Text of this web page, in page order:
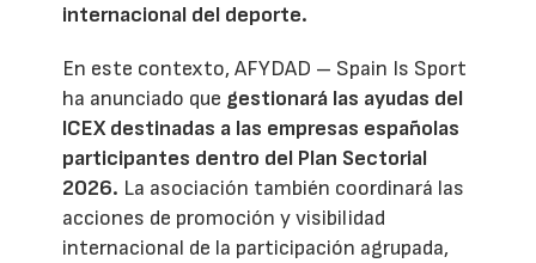
internacional del deporte.
En este contexto, AFYDAD – Spain Is Sport
ha anunciado que gestionará las ayudas del
ICEX destinadas a las empresas españolas
participantes dentro del Plan Sectorial
2026. La asociación también coordinará las
acciones de promoción y visibilidad
internacional de la participación agrupada,